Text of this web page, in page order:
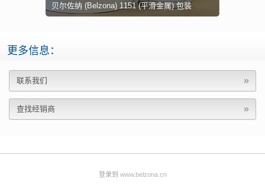
贝尔佐纳 (Belzona) 1151 (平滑金属) 包装
更多信息：
联系我们
查找经销商
登录到 www.belzona.cn